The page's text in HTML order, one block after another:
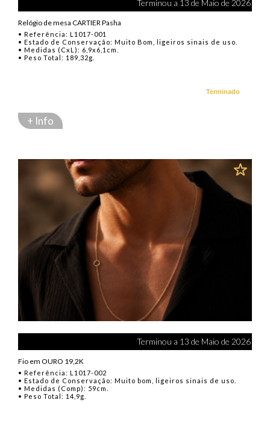
Terminou a 13 de Maio de 2026
Relógio de mesa CARTIER Pasha
• Referência: L1017-001
• Estado de Conservação: Muito Bom, ligeiros sinais de uso.
• Medidas (CxL): 6,9x6,1cm.
• Peso Total: 189,32g.
Terminado
+ Info
Terminou a 13 de Maio de 2026
Fio em OURO 19,2K
• Referência: L1017-002
• Estado de Conservação: Muito bom, ligeiros sinais de uso.
• Medidas (Comp): 59cm.
• Peso Total: 14,9g.